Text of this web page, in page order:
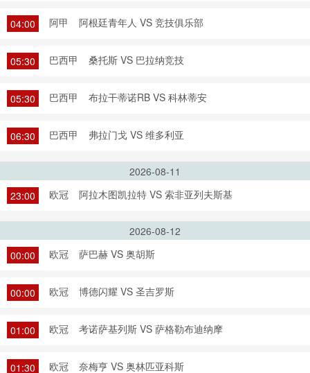
04:00 阿甲 阿根廷青年人 VS 竞技俱乐部
05:30 巴西甲 桑托斯 VS 巴拉纳竞技
05:30 巴西甲 布拉干蒂诺RB VS 科林蒂安
06:30 巴西甲 弗拉门戈 VS 维多利亚
2026-08-11
23:00
欧冠 阿拉木图凯拉特 VS 索非亚列夫斯基
2026-08-12
00:00
欧冠 萨巴赫 VS 奥胡斯
00:00 欧冠 博德闪耀 VS 圣吉罗斯
01:00 欧冠 考诺萨基列斯 VS 萨格勒布迪纳摩
01:30 欧冠 奈梅亨 VS 奥林匹亚科斯